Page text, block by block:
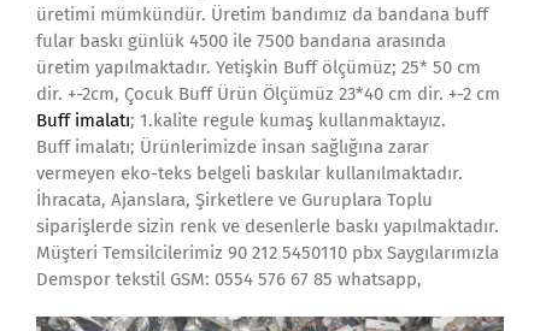
üretimi mümkündür. Üretim bandımız da bandana buff
fular baskı günlük 4500 ile 7500 bandana arasında
üretim yapılmaktadır. Yetişkin Buff ölçümüz; 25* 50 cm
dir. +-2cm, Çocuk Buff Ürün Ölçümüz 23*40 cm dir. +-2 cm
Buff imalatı; 1.kalite regule kumaş kullanmaktayız.
Buff imalatı; Ürünlerimizde insan sağlığına zarar
vermeyen eko-teks belgeli baskılar kullanılmaktadır.
İhracata, Ajanslara, Şirketlere ve Guruplara Toplu
siparişlerde sizin renk ve desenlerle baskı yapılmaktadır.
Müşteri Temsilcilerimiz 90 212 5450110 pbx Saygılarımızla
Demspor tekstil GSM: 0554 576 67 85 whatsapp,